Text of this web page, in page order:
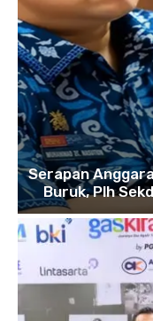
Serapan
Buruk, Plh